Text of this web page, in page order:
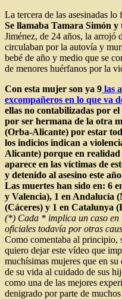
La tercera de las asesinadas lo
Se llamaba Tamara Simón y
Jiménez, de 24 años, la arrojó
circulaban por la autovía y
bebé de año y medio que se
de menores huérfanos por la
Con esta mujer son ya 9 las
excompañeros en lo que va
ellas no contabilizadas por
por ser hermana de la otra
(Orba-Alicante) por estar
los indicios indican a
Alicante) porque en
aparece en las víctimas de
y detenido al asesino este
Las muertes han sido en: 6
y Valencia), 1 en Andalucía
(Cáceres) y 1 en Catalunya
(*) Cada * implica un caso
oficiales todavía por otras
Como comentaba al principio,
quiero dejar este vídeo que
muchísimas mujeres que en
de su vida al cuidado de sus
como una de las mejores
denigrado por parte de